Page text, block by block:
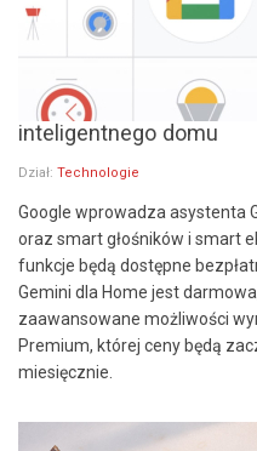
inteligentnego domu
Dział: Technologie
Google wprowadza asystenta
oraz smart głośników i smart
funkcje będą dostępne
Gemini dla Home jest
zaawansowane możliwości
Premium, której ceny będą
miesięcznie.